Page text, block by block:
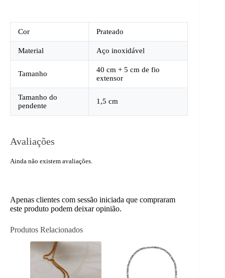
Cor Prateado
Material Aço inoxidável
Tamanho
40 cm + 5 cm de fio
extensor
Tamanho do
pendente
1,5 cm
Avaliações
Ainda não existem avaliações.
Apenas clientes com sessão iniciada que compraram
este produto podem deixar opinião.
Produtos Relacionados